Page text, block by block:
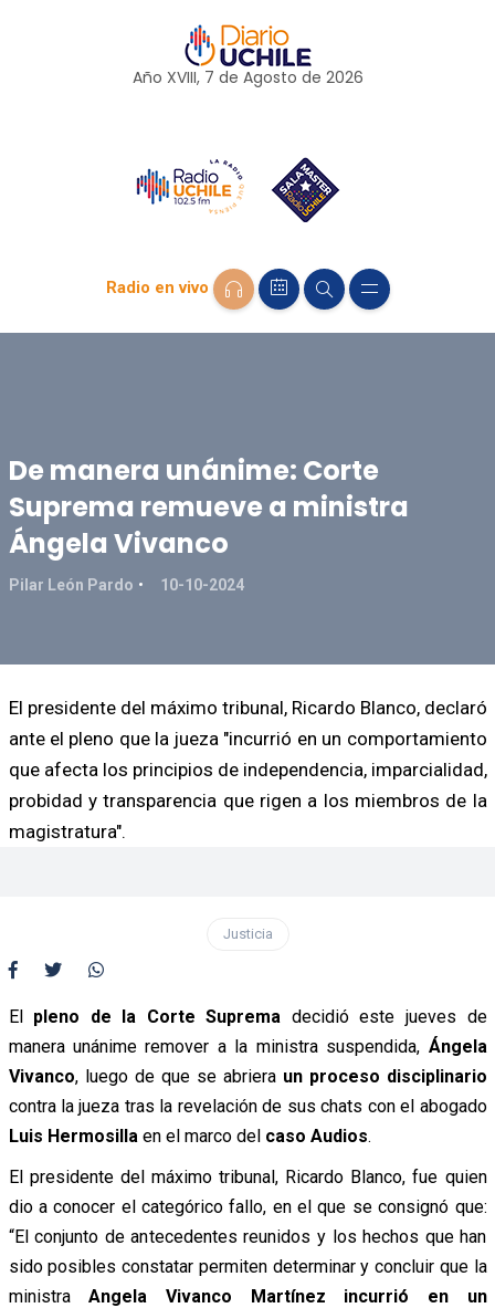
Año XVIII, 7 de Agosto de 2026
Radio en vivo
De manera unánime: Corte
Suprema remueve a ministra
Ángela Vivanco
Pilar León Pardo 10-10-2024
El presidente del máximo tribunal, Ricardo Blanco, declaró
ante el pleno que la jueza "incurrió en un comportamiento
que afecta los principios de independencia, imparcialidad,
probidad y transparencia que rigen a los miembros de la
magistratura".
Justicia
El pleno de la Corte Suprema decidió este jueves de
manera unánime remover a la ministra suspendida, Ángela
Vivanco, luego de que se abriera un proceso disciplinario
contra la jueza tras la revelación de sus chats con el abogado
Luis Hermosilla en el marco del caso Audios.
El presidente del máximo tribunal, Ricardo Blanco, fue quien
dio a conocer el categórico fallo, en el que se consignó que:
“El conjunto de antecedentes reunidos y los hechos que han
sido posibles constatar permiten determinar y concluir que la
ministraAngela Vivanco Martínez incurrió en un